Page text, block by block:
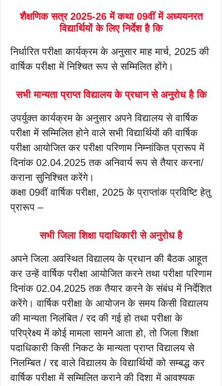
शैक्षणिक सत्र 2025-26 में कथा 09वीं में अध्ययनरत
विद्यार्थियों के लिए निर्देश है कि
निर्धारित परीक्षा कार्यक्रम के अनुसार माह मार्च, 2025 की
वार्षिक परीक्षा में निश्चित रूप से सम्मिलित होंगे।
सभी मान्यता प्राप्त विद्यालय के प्रधान से अनुरोध है कि
उपर्युक्त कार्यक्रम के अनुसार अपने विद्यालय से वार्षिक
परीक्षा में सम्मिलित होने वाले सभी विद्यार्थियों की वार्षिक
परीक्षा आयोजित कर परीक्षा परिणाम निम्नांकित प्रारूप में
दिनांक 02.04.2025 तक अनिवार्य रूप से तैयार करना/
कराना सुनिश्चित करेंगे।
कक्षा 09वीं वार्षिक परीक्षा, 2025 के प्राप्तांक प्रविष्टि हेतु
प्रारूप –
सभी जिला शिक्षा पदाधिकारी से अनुरोध है
अपने जिला अवस्थित विद्यालय के प्रधान की बैठक आहूत
कर उन्हें वार्षिक परीक्षा आयोजित करने तथा परीक्षा परिणाम
दिनांक 02.04.2025 तक तैयार करने के संबंध में निर्देशित
करेंगे। वार्षिक परीक्षा के आयोजन के समय किसी विद्यालय
की मान्यता निलंबित / रद की गई हो तथा परीक्षा के
परिप्रेक्ष्य में कोई मामला सामने आता हो, तो जिला शिक्षा
पदाधिकारी किसी निकट के मान्यता प्राप्त विद्यालय से
निलम्बित / रद्द वाले विद्यालय के विद्यार्थियों को सम्बद्ध कर
वार्षिक परीक्षा में सम्मिलित कराने की दिशा में आवश्यक